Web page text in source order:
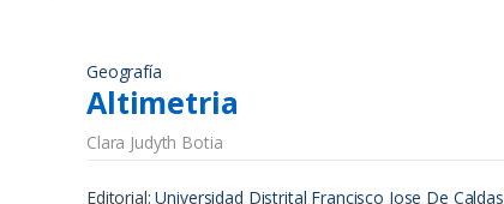
Geografía
Altimetria
Clara Judyth Botia
Editorial:Universidad Distrital Francisco Jose De Caldas